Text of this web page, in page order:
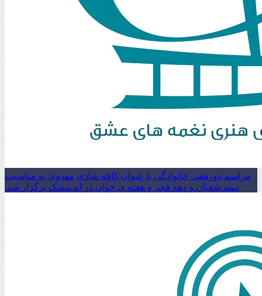
مراسم دورهمی خانوادگی با عنوان کافه شادی مهدوی به مناسبت
نیمه شعبان و دهه فجر و هفته ی جوان در اندیمشک برگزار شد.